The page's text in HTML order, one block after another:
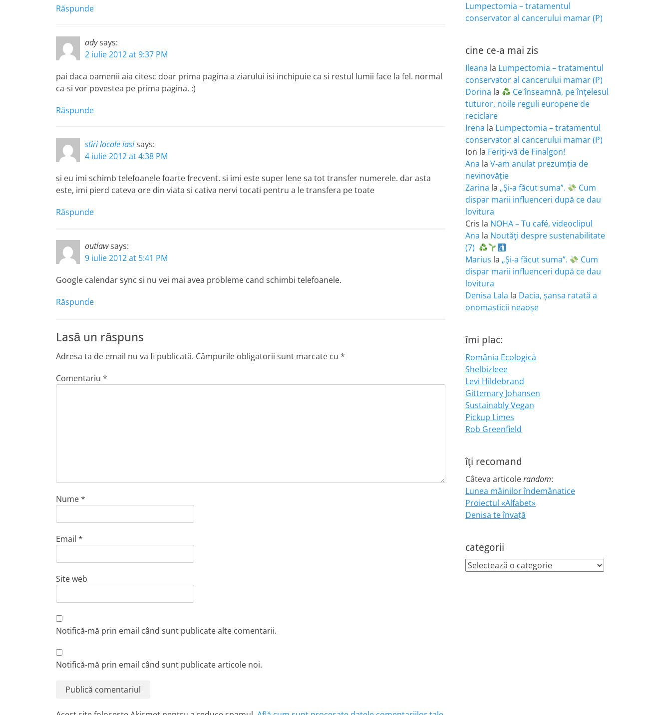
Răspunde
adysays:
2 iulie 2012 at 9:37 PM
pai daca oamenii aia citesc doar prima pagina a ziarului isi inchipuie ca si restul lumii face la fel. normal
ca-si vor povestea pe prima pagina. :)
Răspunde
stiri locale iasisays:
4 iulie 2012 at 4:38 PM
si eu imi schimb telefoanele foarte frecvent. si imi este super lene sa tot transfer numerele. dar asta
este, imi pierd cateva ore din viata si cativa nervi tocati pentru a le transfera pe toate
Răspunde
outlawsays:
9 iulie 2012 at 5:41 PM
Google calendar sync si nu vei mai avea probleme cand schimbi telefoanele.
Răspunde
Lasă un răspuns
Adresa ta de email nu va fi publicată. Câmpurile obligatorii sunt marcate cu *
Comentariu *
Nume*
Email *
Site web
Notifică-mă prin email când sunt publicate alte comentarii.
Notifică-mă prin email când sunt publicate articole noi.
Lumpectomia – tratamentul
conservator al cancerului mamar (P)
cine ce-a mai zis
Ileana la Lumpectomia – tratamentul
conservator al cancerului mamar (P)
Dorina la
Ce înseamnă, pe înțelesul
tuturor, noile reguli europene de
reciclare
Irena la Lumpectomia – tratamentul
conservator al cancerului mamar (P)
Ion la Feriţi-vă de Finalgon!
Ana la V-am anulat prezumția de
nevinovăție
Zarina la „Și-a făcut suma”.
Cum
dispar marii influenceri după ce dau
lovitura
Cris la NOHA – Tu café, videoclipul
Ana la Noutăți despre sustenabilitate
(7)
Marius la „Și-a făcut suma”.
Cum
dispar marii influenceri după ce dau
lovitura
Denisa Lala la Dacia, șansa ratată a
onomasticii neaoșe
îmi plac:
România Ecologică
Shelbizleee
Levi Hildebrand
Gittemary Johansen
Sustainably Vegan
Pickup Limes
Rob Greenfield
îţi recomand
Câteva articolerandom:
Lunea mâinilor îndemânatice
Proiectul «Alfabet»
Denisa te învaţă
categorii
categorii